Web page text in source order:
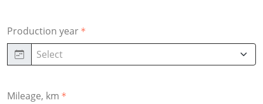
Production year
Select
Mileage, km